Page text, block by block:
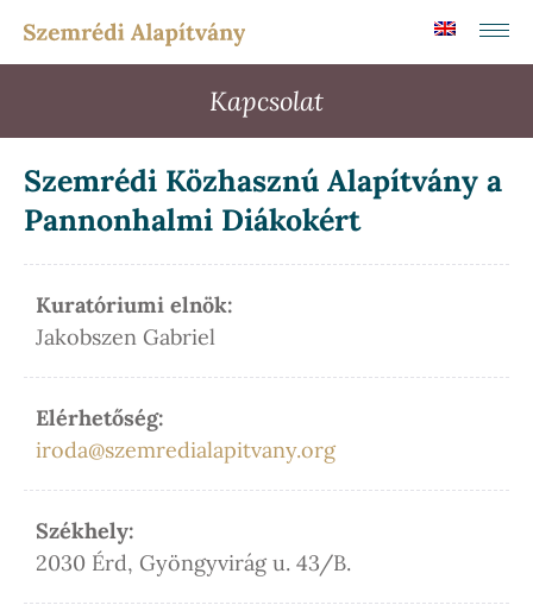
Kapcsolat
Szemrédi Közhasznú Alapítvány a
Pannonhalmi Diákokért
Kuratóriumi elnök:
Jakobszen Gabriel
Elérhetőség:
iroda@szemredialapitvany.org
Székhely:
2030 Érd, Gyöngyvirág u. 43/B.